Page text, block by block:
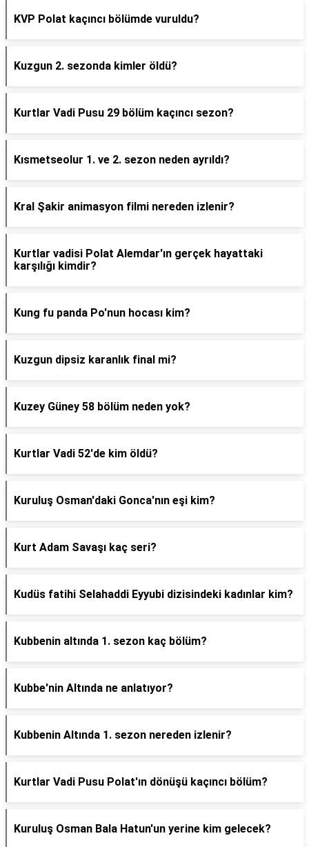
KVP Polat kaçıncı bölümde vuruldu?
Kuzgun 2. sezonda kimler öldü?
Kurtlar Vadi Pusu 29 bölüm kaçıncı sezon?
Kısmetseolur 1. ve 2. sezon neden ayrıldı?
Kral Şakir animasyon filmi nereden izlenir?
Kurtlar vadisi Polat Alemdar'ın gerçek hayattaki
karşılığı kimdir?
Kung fu panda Po'nun hocası kim?
Kuzgun dipsiz karanlık final mi?
Kuzey Güney 58 bölüm neden yok?
Kurtlar Vadi 52'de kim öldü?
Kuruluş Osman'daki Gonca'nın eşi kim?
Kurt Adam Savaşı kaç seri?
Kudüs fatihi Selahaddi Eyyubi dizisindeki kadınlar kim?
Kubbenin altında 1. sezon kaç bölüm?
Kubbe'nin Altında ne anlatıyor?
Kubbenin Altında 1. sezon nereden izlenir?
Kurtlar Vadi Pusu Polat'ın dönüşü kaçıncı bölüm?
Kuruluş Osman Bala Hatun'un yerine kim gelecek?